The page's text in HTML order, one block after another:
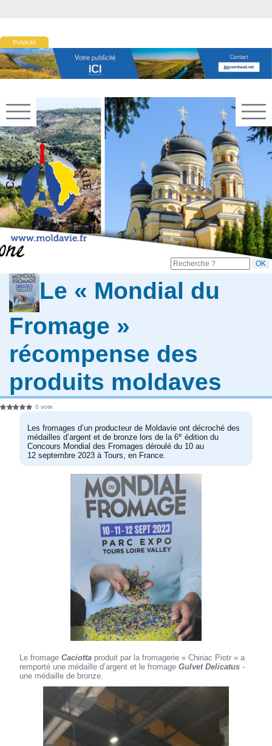
Publicité
Le « Mondial du
Fromage »
récompense des
produits moldaves
0 vote
Les fromages d’un producteur de Moldavie ont décroché des
médailles d’argent et de bronze lors de la 6e édition du
Concours Mondial des Fromages déroulé du 10 au
12 septembre 2023 à Tours, en France.
Le fromageCaciotta produit par la fromagerie « Chiriac Piotr » a
remporté une médaille d’argent et le fromageGulvet Delicatus -
une médaille de bronze.